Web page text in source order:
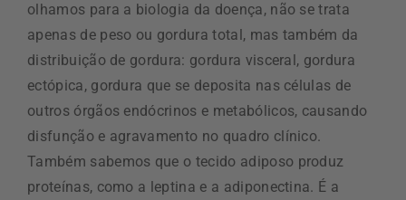
olhamos para a biologia da doença, não se trata
apenas de peso ou gordura total, mas também da
distribuição de gordura: gordura visceral, gordura
ectópica, gordura que se deposita nas células de
outros órgãos endócrinos e metabólicos, causando
disfunção e agravamento no quadro clínico.
Também sabemos que o tecido adiposo produz
proteínas, como a leptina e a adiponectina. É a